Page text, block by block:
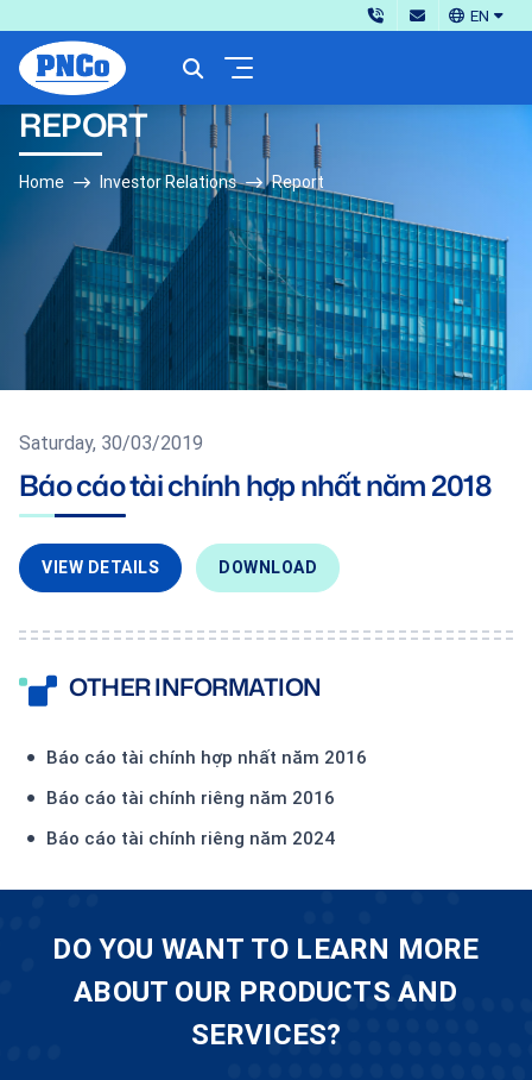
EN
REPORT
Home Investor Relations Report
Saturday, 30/03/2019
Báo cáo tài chính hợp nhất năm 2018
VIEW DETAILS DOWNLOAD
OTHER INFORMATION
Báo cáo tài chính hợp nhất năm 2016
Báo cáo tài chính riêng năm 2016
Báo cáo tài chính riêng năm 2024
DO YOU WANT TO LEARN MORE
ABOUT OUR PRODUCTS AND
SERVICES?